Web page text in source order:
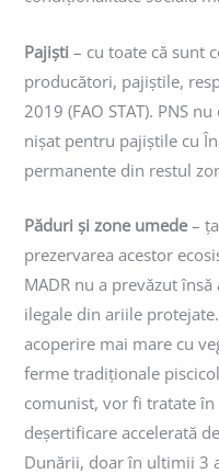
Pajiști – cu toate că sunt
producători, pajiștile,
2019 (FAO STAT). PNS
nișat pentru pajiștile cu
permanente din restul
Păduri și zone umede–
prezervarea acestor
MADR nu a prevăzut
ilegale din ariile
acoperire mai mare cu
ferme tradiționale
comunist, vor fi tratate în
deșertificare accelerată
Dunării, doar în ultimii 3